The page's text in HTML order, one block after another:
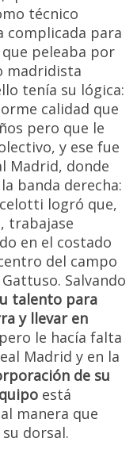
técnico
complicada para
peleaba por
madridista
tenía su lógica:
calidad que
pero que le
y ese fue
Madrid, donde
banda derecha:
logró que,
trabajase
en el costado
del campo
Salvando
talento para
y llevar en
le hacía falta
Madrid y en la
de su
está
manera que
dorsal.